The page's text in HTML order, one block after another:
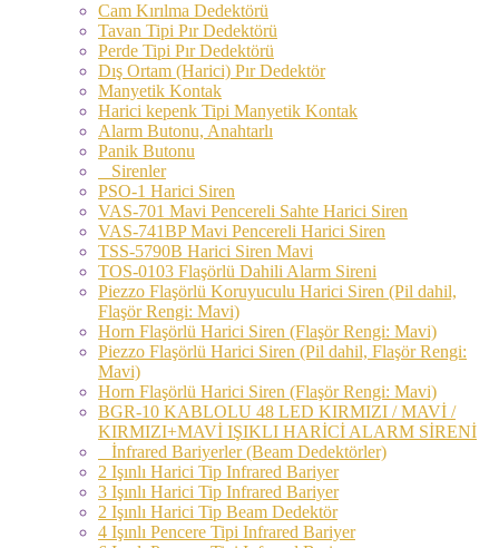
Cam Kırılma Dedektörü
Tavan Tipi Pır Dedektörü
Perde Tipi Pır Dedektörü
Dış Ortam (Harici) Pır Dedektör
Manyetik Kontak
Harici kepenk Tipi Manyetik Kontak
Alarm Butonu, Anahtarlı
Panik Butonu
Sirenler
PSO-1 Harici Siren
VAS-701 Mavi Pencereli Sahte Harici Siren
VAS-741BP Mavi Pencereli Harici Siren
TSS-5790B Harici Siren Mavi
TOS-0103 Flaşörlü Dahili Alarm Sireni
Piezzo Flaşörlü Koruyuculu Harici Siren (Pil dahil,
Flaşör Rengi: Mavi)
Horn Flaşörlü Harici Siren (Flaşör Rengi: Mavi)
Piezzo Flaşörlü Harici Siren (Pil dahil, Flaşör Rengi:
Mavi)
Horn Flaşörlü Harici Siren (Flaşör Rengi: Mavi)
BGR-10 KABLOLU 48 LED KIRMIZI / MAVİ /
KIRMIZI+MAVİ IŞIKLI HARİCİ ALARM SİRENİ
İnfrared Bariyerler (Beam Dedektörler)
2 Işınlı Harici Tip Infrared Bariyer
3 Işınlı Harici Tip Infrared Bariyer
2 Işınlı Harici Tip Beam Dedektör
4 Işınlı Pencere Tipi Infrared Bariyer